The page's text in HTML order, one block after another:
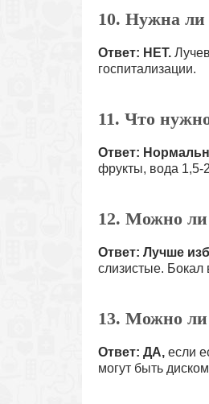
10. Нужна ли
Ответ: НЕТ.
госпитализации.
11. Что
Ответ:
фрукты, вода 1,5-
12. Можно ли
Ответ: Лучше
слизистые. Бокал
13. Можно ли
Ответ: ДА, если
могут быть